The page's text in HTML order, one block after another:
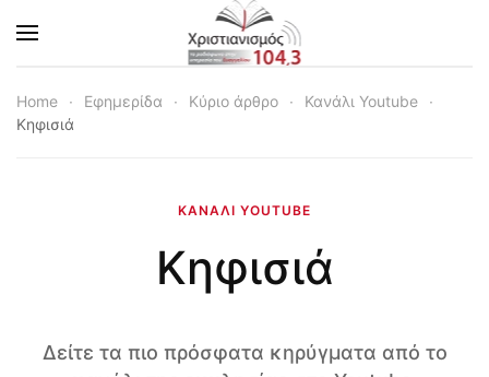
Skip to main content
Home Εφημερίδα Κύριο άρθρο
Κανάλι Youtube
Κηφισιά
ΚΑΝΆΛΙ YOUTUBE
Κηφισιά
Δείτε τα πιο πρόσφατα κηρύγματα από το